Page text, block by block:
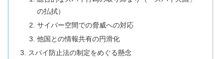
の払拭）
サイバー空間での脅威への対応
他国との情報共有の円滑化
スパイ防止法の制定をめぐる懸念